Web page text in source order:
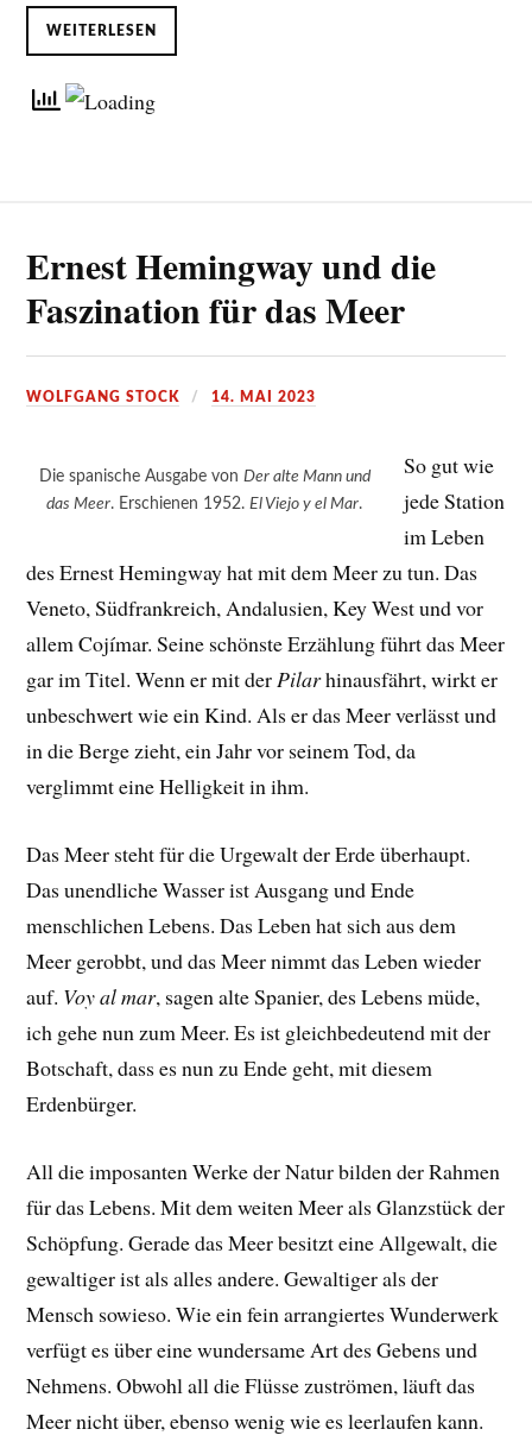
WEITERLESEN
Ernest Hemingway und die
Faszination für das Meer
WOLFGANG STOCK 14. MAI 2023
Die spanische Ausgabe von Der alte Mann und
das Meer. Erschienen 1952.El Viejo y el Mar.
So gut wie
jede Station
im Leben
des Ernest Hemingway hat mit dem Meer zu tun. Das
Veneto, Südfrankreich, Andalusien, Key West und vor
allem Cojímar. Seine schönste Erzählung führt das Meer
gar im Titel. Wenn er mit derPilarhinausfährt, wirkt er
unbeschwert wie ein Kind. Als er das Meer verlässt und
in die Berge zieht, ein Jahr vor seinem Tod, da
verglimmt eine Helligkeit in ihm.
Das Meer steht für die Urgewalt der Erde überhaupt.
Das unendliche Wasser ist Ausgang und Ende
menschlichen Lebens. Das Leben hat sich aus dem
Meer gerobbt, und das Meer nimmt das Leben wieder
auf. Voy al mar, sagen alte Spanier, des Lebens müde,
ich gehe nun zum Meer. Es ist gleichbedeutend mit der
Botschaft, dass es nun zu Ende geht, mit diesem
Erdenbürger.
All die imposanten Werke der Natur bilden der Rahmen
für das Lebens. Mit dem weiten Meer als Glanzstück der
Schöpfung. Gerade das Meer besitzt eine Allgewalt, die
gewaltiger ist als alles andere. Gewaltiger als der
Mensch sowieso. Wie ein fein arrangiertes Wunderwerk
verfügt es über eine wundersame Art des Gebens und
Nehmens. Obwohl all die Flüsse zuströmen, läuft das
Meer nicht über, ebenso wenig wie es leerlaufen kann.